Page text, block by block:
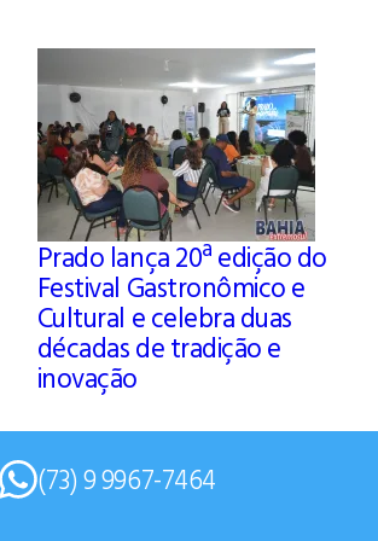
Prado lança 20ª edição do
Festival Gastronômico e
Cultural e celebra duas
décadas de tradição e
inovação
(73) 9 9967-7464